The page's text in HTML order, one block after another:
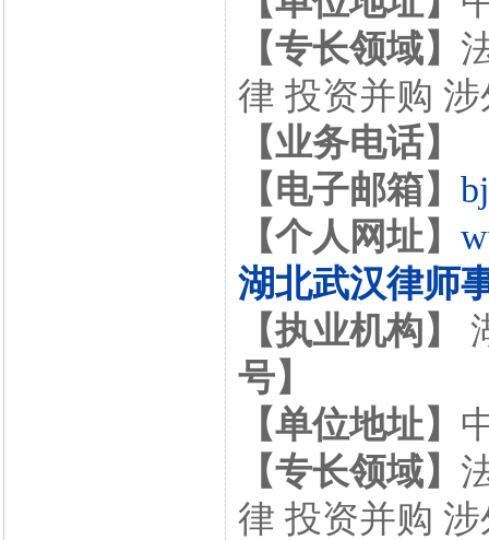
【专长领域】
律 投资并购
【业务电话】
【电子邮箱】
【个人网址】
湖北武汉律师
【执业机构】
号】
【单位地址】
【专长领域】
律 投资并购